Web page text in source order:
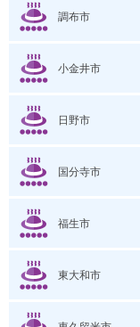
調布市
小金井市
日野市
国分寺市
福生市
東大和市